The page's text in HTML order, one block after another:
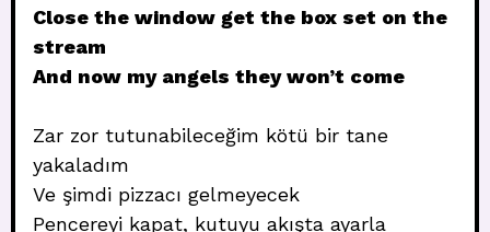
Close the window get the box set on the
stream
And now my angels they won’t come
Zar zor tutunabileceğim kötü bir tane
yakaladım
Ve şimdi pizzacı gelmeyecek
Pencereyi kapat, kutuyu akışta ayarla